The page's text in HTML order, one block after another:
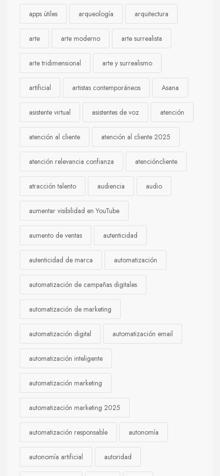
apps útiles arqueología arquitectura
arte arte moderno arte surrealista
arte tridimensional arte y surrealismo
artificial artistas contemporáneos Asana
asistente virtual asistentes de voz atención
atención al cliente atención al cliente 2025
atención relevancia confianza atencióncliente
atracción talento audiencia audio
aumentar visibilidad en YouTube
aumento de ventas autenticidad
autenticidad de marca automatización
automatización de campañas digitales
automatización de marketing
automatización digital automatización email
automatización inteligente
automatización marketing
automatización marketing 2025
automatización responsable autonomía
autonomía artificial autoridad